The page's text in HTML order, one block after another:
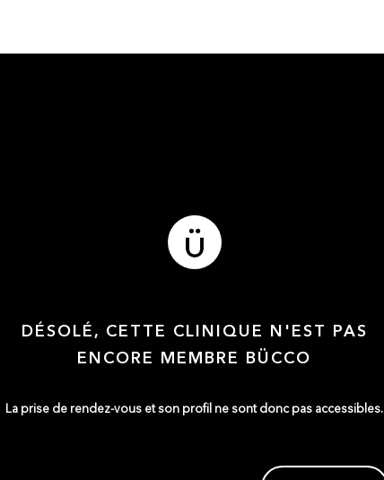
DÉSOLÉ, CETTE CLINIQUE N'EST PAS
ENCORE MEMBRE BÜCCO
La prise de rendez-vous et son profil ne sont donc pas accessibles.